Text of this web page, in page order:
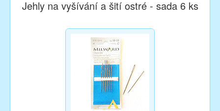
Jehly na vyšívání a šití ostré - sada 6 ks